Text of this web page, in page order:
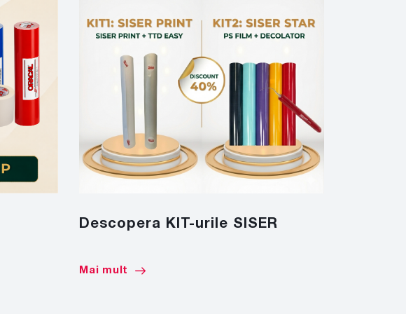
Descopera KIT-urile SISER
Mai mult